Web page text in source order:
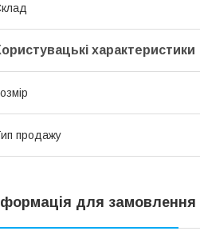
характеристики
продажу
для замовлення